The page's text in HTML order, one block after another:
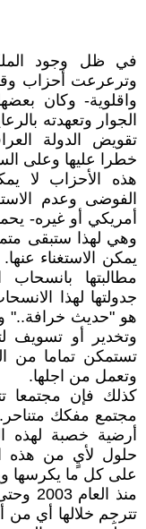
في ظل وجود
وترعرعت أحزاب
واقلوية- وكان
الجوار وتعهدته
تقويض الدولة
خطرا عليها وعلى
هذه الأحزاب لا
الفوضى وعدم
أمريكي أو غيره-
وهي لهذا ستبقى
يمكن الاستغناء
مطالبتها
جدولتها لهذا
هو "حديث خرافة.."
وتخدير أو تسويف
تستمكن تماما من
وتعمل من اجلها.
كذلك فإن مجتمعا
مجتمع مفكك
أرضية خصبة لهذه
حلول لأيٍ من هذه
على كل ما يكرسها
منذ
تترجِم خلالها أي من